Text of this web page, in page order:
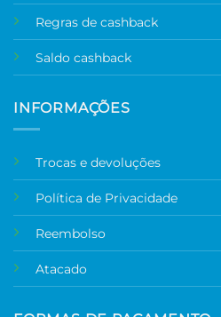
Regras de cashback
Saldo cashback
INFORMAÇÕES
Trocas e devoluções
Política de Privacidade
Reembolso
Atacado